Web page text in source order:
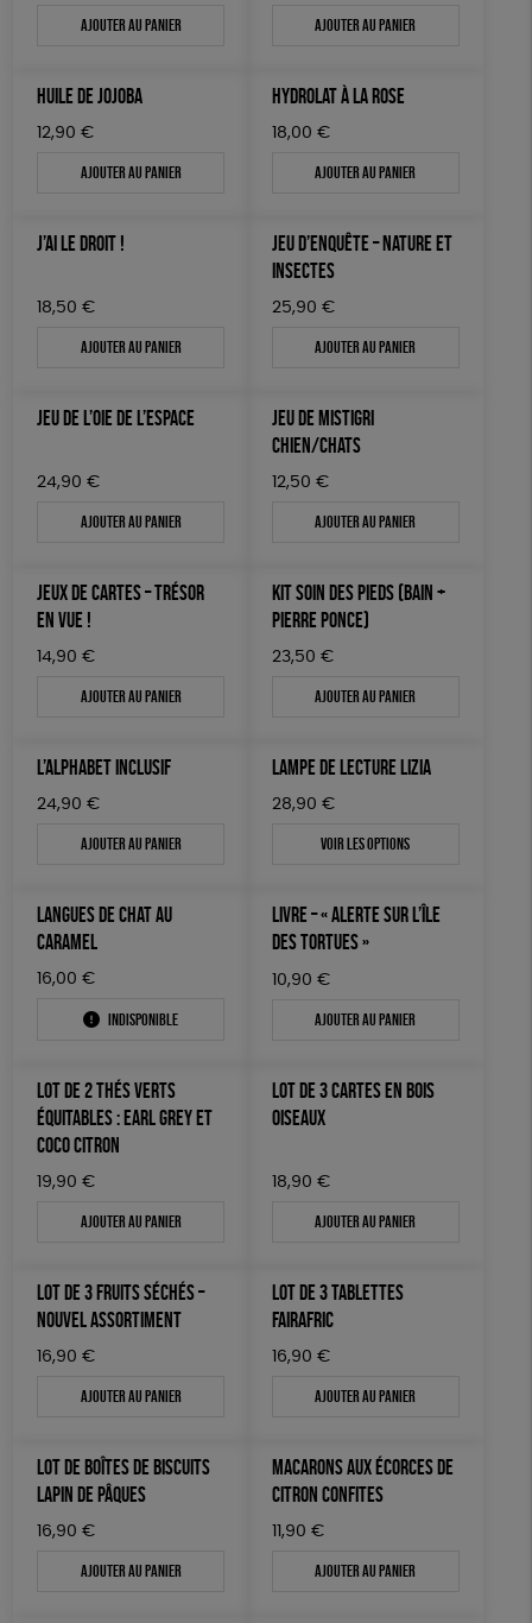
Ajouter au panier Ajouter au panier
HUILE DE JOJOBA
12,90 €
Ajouter au panier
HYDROLAT À LA ROSE
18,00 €
Ajouter au panier
J’AI LE DROIT !
18,50 €
Ajouter au panier
JEU D’ENQUÊTE – NATURE ET
INSECTES
25,90 €
Ajouter au panier
JEU DE L’OIE DE L’ESPACE
24,90 €
Ajouter au panier
JEU DE MISTIGRI
CHIEN/CHATS
12,50 €
Ajouter au panier
JEUX DE CARTES – TRÉSOR
EN VUE !
14,90 €
Ajouter au panier
KIT SOIN DES PIEDS (BAIN +
PIERRE PONCE)
23,50 €
Ajouter au panier
L’ALPHABET INCLUSIF
24,90 €
Ajouter au panier
LAMPE DE LECTURE LIZIA
28,90 €
Voir les options
LANGUES DE CHAT AU
CARAMEL
16,00 €
Indisponible
LIVRE – « ALERTE SUR L’ÎLE
DES TORTUES »
10,90 €
Ajouter au panier
LOT DE 2 THÉS VERTS
ÉQUITABLES : EARL GREY ET
COCO CITRON
19,90 €
Ajouter au panier
LOT DE 3 CARTES EN BOIS
OISEAUX
18,90 €
Ajouter au panier
LOT DE 3 FRUITS SÉCHÉS –
NOUVEL ASSORTIMENT
16,90 €
Ajouter au panier
LOT DE 3 TABLETTES
FAIRAFRIC
16,90 €
Ajouter au panier
LOT DE BOÎTES DE BISCUITS
LAPIN DE PÂQUES
16,90 €
Ajouter au panier
MACARONS AUX ÉCORCES DE
CITRON CONFITES
11,90 €
Ajouter au panier